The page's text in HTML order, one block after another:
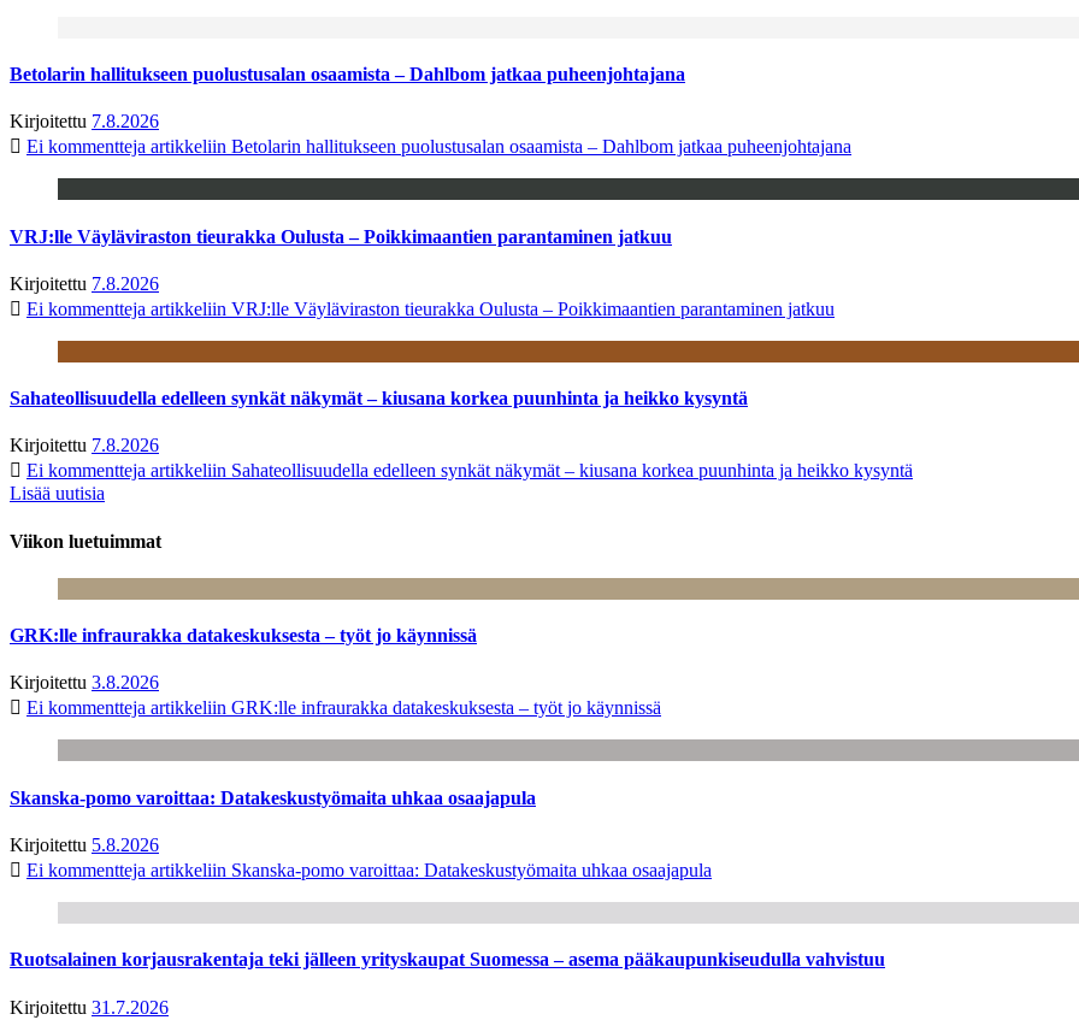
Betolarin hallitukseen puolustusalan osaamista – Dahlbom jatkaa puheenjohtajana
Kirjoitettu 7.8.2026
Ei kommentteja artikkeliin Betolarin hallitukseen puolustusalan osaamista – Dahlbom jatkaa puheenjohtajana
VRJ:lle Väyläviraston tieurakka Oulusta – Poikkimaantien parantaminen jatkuu
Kirjoitettu 7.8.2026
Ei kommentteja artikkeliin VRJ:lle Väyläviraston tieurakka Oulusta – Poikkimaantien parantaminen jatkuu
Sahateollisuudella edelleen synkät näkymät – kiusana korkea puunhinta ja heikko kysyntä
Kirjoitettu 7.8.2026
Ei kommentteja artikkeliin Sahateollisuudella edelleen synkät näkymät – kiusana korkea puunhinta ja heikko kysyntä
Lisää uutisia
Viikon luetuimmat
GRK:lle infraurakka datakeskuksesta – työt jo käynnissä
Kirjoitettu 3.8.2026
Ei kommentteja artikkeliin GRK:lle infraurakka datakeskuksesta – työt jo käynnissä
Skanska-pomo varoittaa: Datakeskustyömaita uhkaa osaajapula
Kirjoitettu 5.8.2026
Ei kommentteja artikkeliin Skanska-pomo varoittaa: Datakeskustyömaita uhkaa osaajapula
Ruotsalainen korjausrakentaja teki jälleen yrityskaupat Suomessa – asema pääkaupunkiseudulla vahvistuu
Kirjoitettu 31.7.2026